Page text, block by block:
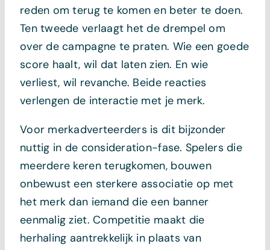
reden om terug te komen en beter te doen.
Ten tweede verlaagt het de drempel om
over de campagne te praten. Wie een goede
score haalt, wil dat laten zien. En wie
verliest, wil revanche. Beide reacties
verlengen de interactie met je merk.
Voor merkadverteerders is dit bijzonder
nuttig in de consideration-fase. Spelers die
meerdere keren terugkomen, bouwen
onbewust een sterkere associatie op met
het merk dan iemand die een banner
eenmalig ziet. Competitie maakt die
herhaling aantrekkelijk in plaats van